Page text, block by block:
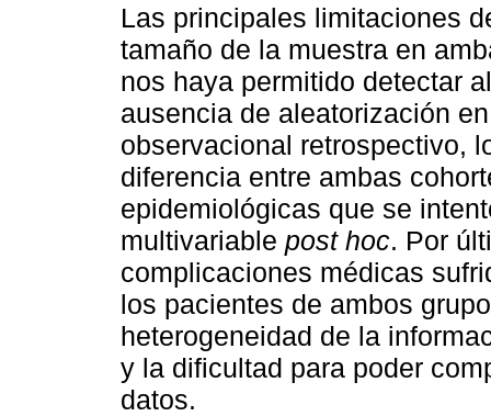
Las principales limitaciones
tamaño de la muestra en
nos haya permitido detectar
ausencia de aleatorización
observacional retrospectivo,
diferencia entre ambas
epidemiológicas que se
multivariable post hoc. Por
complicaciones médicas
los pacientes de ambos
heterogeneidad de la
y la dificultad para poder
datos.